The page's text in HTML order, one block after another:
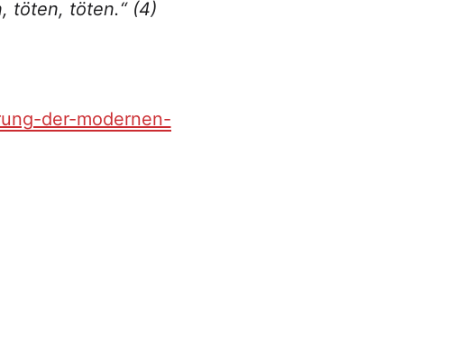
töten, töten.“ (4)
der-modernen-